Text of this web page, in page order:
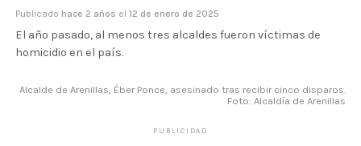
Publicado hace 2 años el 12 de enero de 2025
El año pasado, al menos tres alcaldes fueron víctimas de
homicidio en el país.
Alcalde de Arenillas, Éber Ponce, asesinado tras recibir cinco disparos.
Foto: Alcaldía de Arenillas
PUBLICIDAD